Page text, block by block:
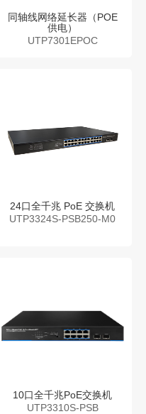
同轴线网络延长器（POE
供电）
UTP7301EPOC
24口全千兆 PoE 交换机
UTP3324S-PSB250-M0
10口全千兆PoE交换机
UTP3310S-PSB